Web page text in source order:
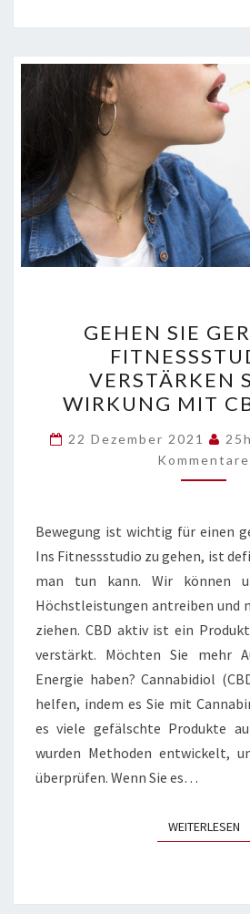
SIE
INS
SIE
DIE
MIT
CBD
AKTIV
GEHEN SIE
VERSTÄRKEN
WIRKUNG MIT
22 Dezember 2021
Kommentare
Bewegung ist wichtig für einen
Ins Fitnessstudio zu gehen, ist
man tun kann. Wir können
Höchstleistungen antreiben und
ziehen. CBD aktiv ist ein
verstärkt. Möchten Sie mehr
Energie haben? Cannabidiol
helfen, indem es Sie mit
es viele gefälschte Produkte
wurden Methoden entwickelt,
überprüfen. Wenn Sie es…
WEITERLESEN